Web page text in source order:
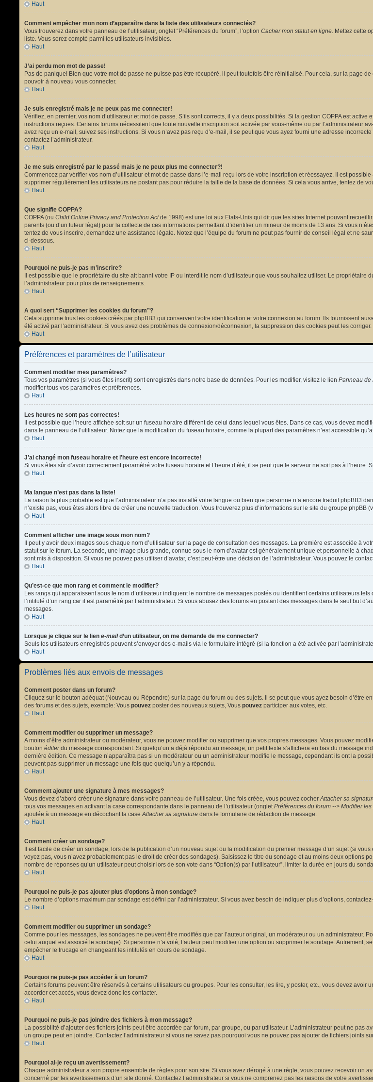
Haut
Comment empêcher mon nom d’apparaître dans la liste des utilisateurs connectés?
Vous trouverez dans votre panneau de l’utilisateur, onglet “Préférences du forum”, l’option Cacher mon statut en ligne. Mettez cette
liste. Vous serez compté parmi les utilisateurs invisibles.
Haut
J’ai perdu mon mot de passe!
Pas de panique! Bien que votre mot de passe ne puisse pas être récupéré, il peut toutefois être réinitialisé. Pour cela, sur la page
pouvoir à nouveau vous connecter.
Haut
Je suis enregistré mais je ne peux pas me connecter!
Vérifiez, en premier, vos nom d’utilisateur et mot de passe. S’ils sont corrects, il y a deux possibilités. Si la gestion COPPA est
instructions reçues. Certains forums nécessitent que toute nouvelle inscription soit activée par vous-même ou par l’administrateur
avez reçu un e-mail, suivez ses instructions. Si vous n’avez pas reçu d’e-mail, il se peut que vous ayez fourni une adresse
contactez l’administrateur.
Haut
Je me suis enregistré par le passé mais je ne peux plus me connecter?!
Commencez par vérifier vos nom d’utilisateur et mot de passe dans l’e-mail reçu lors de votre inscription et réessayez. Il est
supprimer régulièrement les utilisateurs ne postant pas pour réduire la taille de la base de données. Si cela vous arrive, tentez de
Haut
Que signifie COPPA?
COPPA (ou Child Online Privacy and Protection Actde 1998) est une loi aux Etats-Unis qui dit que les sites Internet pouvant
parents (ou d’un tuteur légal) pour la collecte de ces informations permettant d’identifier un mineur de moins de 13 ans. Si vous
tentez de vous inscrire, demandez une assistance légale. Notez que l’équipe du forum ne peut pas fournir de conseil légal et ne
ci-dessous.
Haut
Pourquoi ne puis-je pas m’inscrire?
Il est possible que le propriétaire du site ait banni votre IP ou interdit le nom d’utilisateur que vous souhaitez utiliser. Le
l’administrateur pour plus de renseignements.
Haut
A quoi sert “Supprimer les cookies du forum”?
Cela supprime tous les cookies créés par phpBB3 qui conservent votre identification et votre connexion au forum. Ils fournissent
été activé par l’administrateur. Si vous avez des problèmes de connexion/déconnexion, la suppression des cookies peut les corriger.
Haut
Préférences et paramètres de l’utilisateur
Comment modifier mes paramètres?
Tous vos paramètres (si vous êtes inscrit) sont enregistrés dans notre base de données. Pour les modifier, visitez le lien Panneau de
modifier tous vos paramètres et préférences.
Haut
Les heures ne sont pas correctes!
Il est possible que l’heure affichée soit sur un fuseau horaire différent de celui dans lequel vous êtes. Dans ce cas, vous devez
dans le panneau de l’utilisateur. Notez que la modification du fuseau horaire, comme la plupart des paramètres n’est accessible
Haut
J’ai changé mon fuseau horaire et l’heure est encore incorrecte!
Si vous êtes sûr d’avoir correctement paramétré votre fuseau horaire et l’heure d’été, il se peut que le serveur ne soit pas à l’heure.
Haut
Ma langue n’est pas dans la liste!
La raison la plus probable est que l’administrateur n’a pas installé votre langue ou bien que personne n’a encore traduit phpBB3
n’existe pas, vous êtes alors libre de créer une nouvelle traduction. Vous trouverez plus d’informations sur le site du groupe phpBB
Haut
Comment afficher une image sous mon nom?
Il peut y avoir deux images sous chaque nom d’utilisateur sur la page de consultation des messages. La première est associée à
statut sur le forum. La seconde, une image plus grande, connue sous le nom d’avatar est généralement unique et personnelle à
sont mis à disposition. Si vous ne pouvez pas utiliser d’avatar, c’est peut-être une décision de l’administrateur. Vous pouvez le
Haut
Qu’est-ce que mon rang et comment le modifier?
Les rangs qui apparaissent sous le nom d’utilisateur indiquent le nombre de messages postés ou identifient certains utilisateurs
l’intitulé d’un rang car il est paramétré par l’administrateur. Si vous abusez des forums en postant des messages dans le seul but
messages.
Haut
Lorsque je clique sur le lien e-maild’un utilisateur, on me demande de me connecter?
Seuls les utilisateurs enregistrés peuvent s’envoyer des e-mails via le formulaire intégré (si la fonction a été activée par
Haut
Problèmes liés aux envois de messages
Comment poster dans un forum?
Cliquez sur le bouton adéquat (Nouveau ou Répondre) sur la page du forum ou des sujets. Il se peut que vous ayez besoin d’être
des forums et des sujets, exemple: Vous pouvez poster des nouveaux sujets, Vous pouvez participer aux votes, etc.
Haut
Comment modifier ou supprimer un message?
A moins d’être administrateur ou modérateur, vous ne pouvez modifier ou supprimer que vos propres messages. Vous pouvez
bouton éditerdu message correspondant. Si quelqu’un a déjà répondu au message, un petit texte s’affichera en bas du message
dernière édition. Ce message n’apparaîtra pas si un modérateur ou un administrateur modifie le message, cependant ils ont la
peuvent pas supprimer un message une fois que quelqu’un y a répondu.
Haut
Comment ajouter une signature à mes messages?
Vous devez d’abord créer une signature dans votre panneau de l’utilisateur. Une fois créée, vous pouvez cocherAttacher sa
tous vos messages en activant la case correspondante dans le panneau de l’utilisateur (ongletPréférences du forum --> Modifier
ajoutée à un message en décochant la caseAttacher sa signature dans le formulaire de rédaction de message.
Haut
Comment créer un sondage?
Il est facile de créer un sondage, lors de la publication d’un nouveau sujet ou la modification du premier message d’un sujet (si
voyez pas, vous n’avez probablement pas le droit de créer des sondages). Saisissez le titre du sondage et au moins deux options
nombre de réponses qu’un utilisateur peut choisir lors de son vote dans “Option(s) par l’utilisateur”, limiter la durée en jours du
Haut
Pourquoi ne puis-je pas ajouter plus d’options à mon sondage?
Le nombre d’options maximum par sondage est défini par l’administrateur. Si vous avez besoin de indiquer plus d’options,
Haut
Comment modifier ou supprimer un sondage?
Comme pour les messages, les sondages ne peuvent être modifiés que par l’auteur original, un modérateur ou un administrateur.
celui auquel est associé le sondage). Si personne n’a voté, l’auteur peut modifier une option ou supprimer le sondage. Autrement,
empêcher le trucage en changeant les intitulés en cours de sondage.
Haut
Pourquoi ne puis-je pas accéder à un forum?
Certains forums peuvent être réservés à certains utilisateurs ou groupes. Pour les consulter, les lire, y poster, etc., vous devez
accorder cet accès, vous devez donc les contacter.
Haut
Pourquoi ne puis-je pas joindre des fichiers à mon message?
La possibilité d’ajouter des fichiers joints peut être accordée par forum, par groupe, ou par utilisateur. L’administrateur peut ne pas
un groupe peut en joindre. Contactez l’administrateur si vous ne savez pas pourquoi vous ne pouvez pas ajouter de fichiers joints
Haut
Pourquoi ai-je reçu un avertissement?
Chaque administrateur a son propre ensemble de règles pour son site. Si vous avez dérogé à une règle, vous pouvez recevoir un
concerné par les avertissements d’un site donné. Contactez l’administrateur si vous ne comprenez pas les raisons de votre